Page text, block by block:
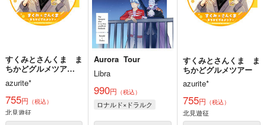
すくみとさんくま ま
ちかどグルメツア
ー オマケツキ
azurite*
755円 （税込）
北見遊征
Aurora Tour
Libra
990円 （税込）
ロナルド×ドラルク
すくみとさんくま ま
ちかどグルメツアー
azurite*
755円 （税込）
北見遊征